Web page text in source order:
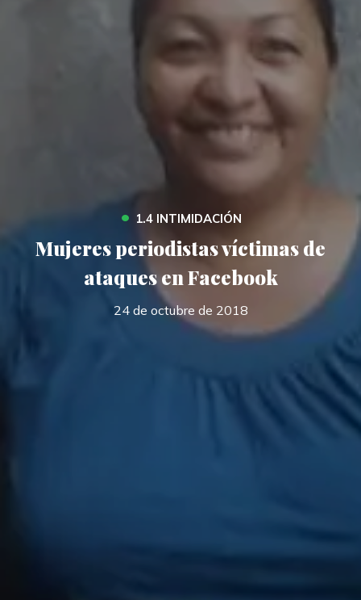
• 1.4 INTIMIDACIÓN
Mujeres periodistas víctimas de
ataques en Facebook
24 de octubre de 2018